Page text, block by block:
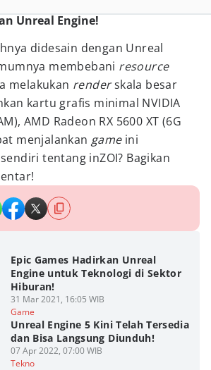
Unreal Engine!
didesain dengan Unreal
membebani resource
melakukan renderskala besar
kartu grafis minimal NVIDIA
AMD Radeon RX 5600 XT (6G
menjalankan game ini
tentang inZOI? Bagikan
Epic Games Hadirkan Unreal
Engine untuk Teknologi di Sektor
Hiburan!
31 Mar 2021, 16:05 WIB
Game
Unreal Engine 5 Kini Telah Tersedia
dan Bisa Langsung Diunduh!
07 Apr 2022, 07:00 WIB
Tekno